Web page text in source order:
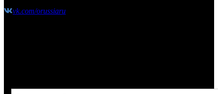
vk.com/orussiaru